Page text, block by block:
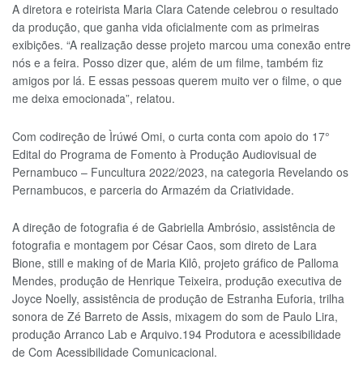
A diretora e roteirista Maria Clara Catende celebrou o resultado
da produção, que ganha vida oficialmente com as primeiras
exibições. “A realização desse projeto marcou uma conexão entre
nós e a feira. Posso dizer que, além de um filme, também fiz
amigos por lá. E essas pessoas querem muito ver o filme, o que
me deixa emocionada”, relatou.
Com codireção de Ìrúwé Omi, o curta conta com apoio do 17°
Edital do Programa de Fomento à Produção Audiovisual de
Pernambuco – Funcultura 2022/2023, na categoria Revelando os
Pernambucos, e parceria do Armazém da Criatividade.
A direção de fotografia é de Gabriella Ambrósio, assistência de
fotografia e montagem por César Caos, som direto de Lara
Bione, still e making of de Maria Kilô, projeto gráfico de Palloma
Mendes, produção de Henrique Teixeira, produção executiva de
Joyce Noelly, assistência de produção de Estranha Euforia, trilha
sonora de Zé Barreto de Assis, mixagem do som de Paulo Lira,
produção Arranco Lab e Arquivo.194 Produtora e acessibilidade
de Com Acessibilidade Comunicacional.